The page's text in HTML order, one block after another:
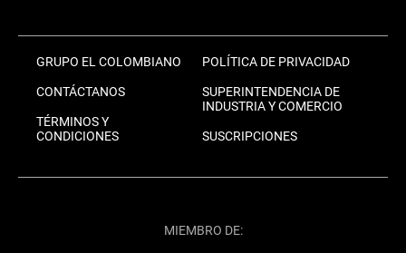
GRUPO EL COLOMBIANO
CONTÁCTANOS
TÉRMINOS Y
CONDICIONES
POLÍTICA DE PRIVACIDAD
SUPERINTENDENCIA DE
INDUSTRIA Y COMERCIO
SUSCRIPCIONES
MIEMBRO DE: